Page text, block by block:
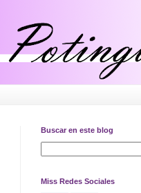
Buscar en este blog
Miss Redes Sociales